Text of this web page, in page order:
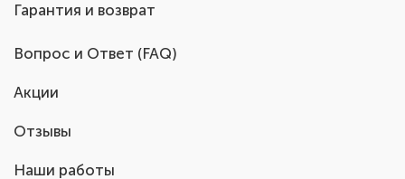
Гарантия и возврат
Вопрос и Ответ (FAQ)
Акции
Отзывы
Наши работы